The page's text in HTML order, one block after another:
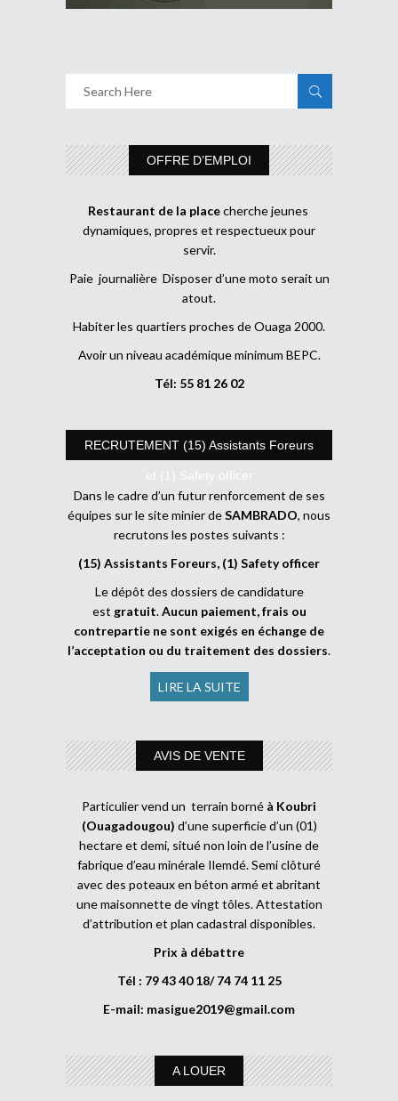
OFFRE D’EMPLOI
Restaurant de la placecherche jeunes
dynamiques, propres et respectueux pour
servir.
Paie journalière Disposer d’une moto serait un
atout.
Habiter les quartiers proches de Ouaga 2000.
Avoir un niveau académique minimum BEPC.
Tél: 55 81 26 02
RECRUTEMENT (15) Assistants Foreurs
et (1) Safety officer
Dans le cadre d’un futur renforcement de ses
équipes sur le site minier deSAMBRADO, nous
recrutons les postes suivants :
(15) Assistants Foreurs, (1) Safety officer
Le dépôt des dossiers de candidature
est gratuit.Aucun paiement, frais ou
contrepartie ne sont exigés en échange de
l’acceptation ou du traitement des dossiers.
LIRE LA SUITE
AVIS DE VENTE
Particulier vend un terrain borné à Koubri
(Ouagadougou) d’une superficie d’un (01)
hectare et demi, situé non loin de l’usine de
fabrique d’eau minérale Ilemdé. Semi clôturé
avec des poteaux en béton armé et abritant
une maisonnette de vingt tôles. Attestation
d’attribution et plan cadastral disponibles.
Prix à débattre
Tél : 79 43 40 18/ 74 74 11 25
E-mail: masigue2019@gmail.com
A LOUER